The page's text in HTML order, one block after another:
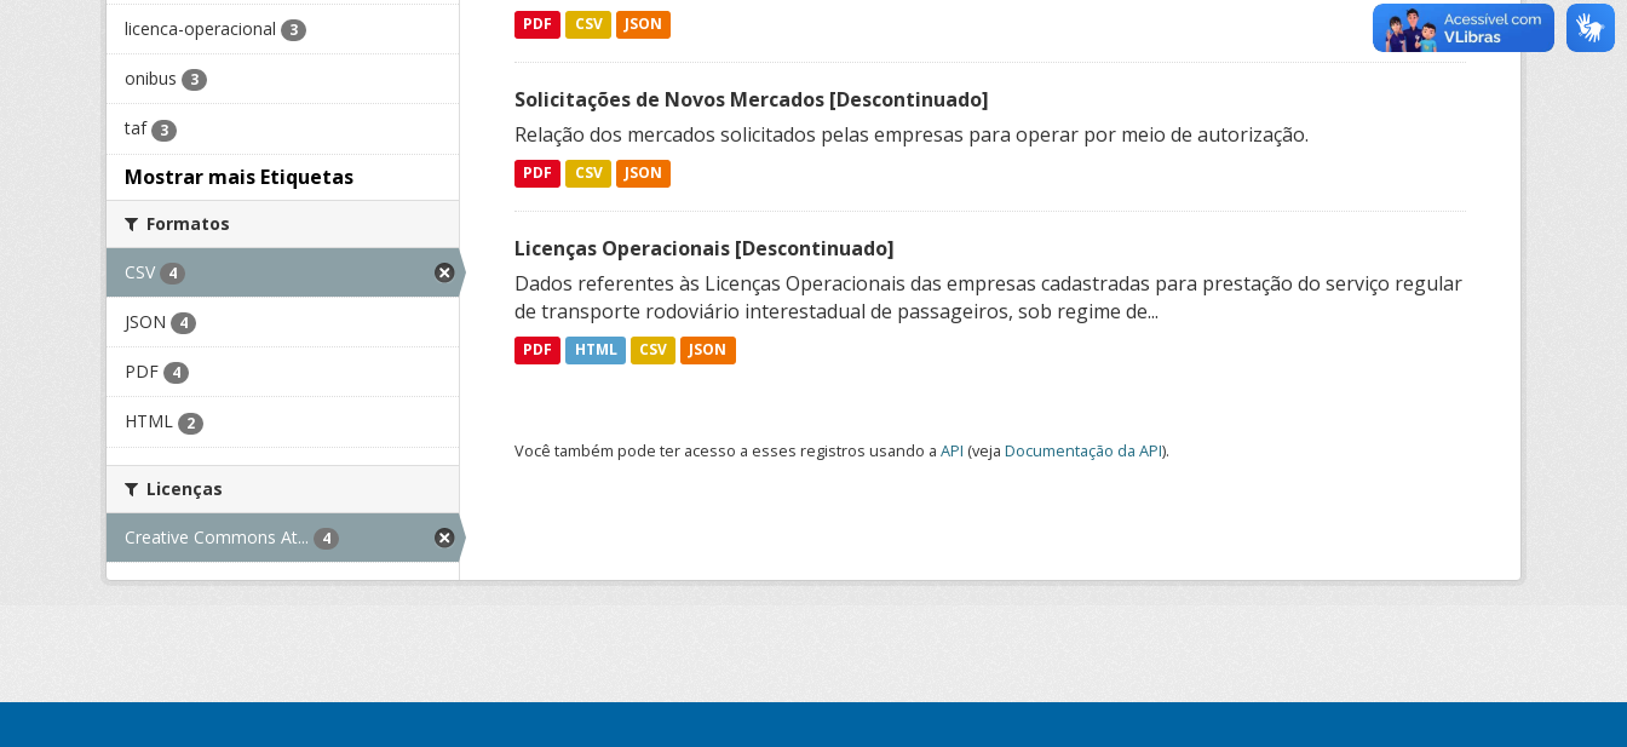
licenca-operacional 3
onibus 3
taf 3
Mostrar mais Etiquetas
Formatos
CSV 4
JSON 4
PDF 4
HTML 2
Licenças
Creative Commons At... 4
PDF CSV JSON
Solicitações de Novos Mercados [Descontinuado]
Relação dos mercados solicitados pelas empresas para operar por meio de autorização.
PDF CSV JSON
Licenças Operacionais [Descontinuado]
Dados referentes às Licenças Operacionais das empresas cadastradas para prestação do serviço regular
de transporte rodoviário interestadual de passageiros, sob regime de...
PDF HTML CSV JSON
Você também pode ter acesso a esses registros usando a API (veja Documentação da API).